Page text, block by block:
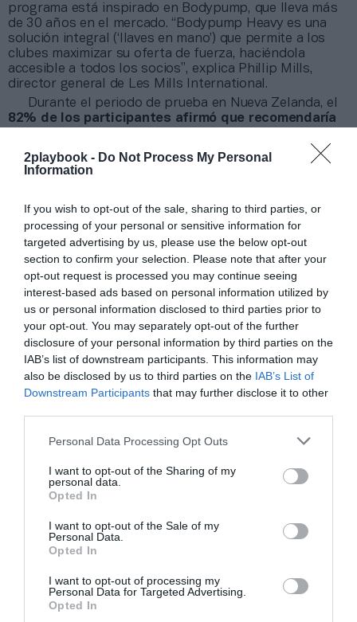
2playbook - Do Not Process My Personal
Information
If you wish to opt-out of the sale, sharing to third parties, or
processing of your personal or sensitive information for
targeted advertising by us, please use the below opt-out
section to confirm your selection. Please note that after your
opt-out request is processed you may continue seeing
interest-based ads based on personal information utilized by
us or personal information disclosed to third parties prior to
your opt-out. You may separately opt-out of the further
disclosure of your personal information by third parties on the
IAB’s list of downstream participants. This information may
also be disclosed by us to third parties on the IAB’s List of
Downstream Participants that may further disclose it to other
Personal Data Processing Opt Outs
I want to opt-out of the Sharing of my
personal data.
Opted In
I want to opt-out of the Sale of my
Personal Data.
Opted In
I want to opt-out of processing my
Personal Data for Targeted Advertising.
Opted In
Índex 2P
programa está inspirado en Bodypump, que lleva más
de 30 años en el mercado. “Bodypump Heavy es una
solución integral (‘llaves en mano’) que permite a los
clubes maximizar su oferta de fuerza, haciéndola
accesible a todos los socios”, explica Phillip Mills,
director general de Les Mills International.
Durante el periodo de prueba en Nueva Zelanda, el
82% de los participantes afirmó que recomendaría
continuara realizándolo y el 79% expresó un nivel de
satisfacción “total” o “muy alto”.
Les ofrece un espacio para aprender técnicas básicas
sin necesidad de entrenador personal ni enfrentarse
solos a la intimidación de la sala de pesas”, añade
Geena Pannett, responsable nacional de fitness grupal
de Les Mills Nueva Zelanda.
Añadir2Playbookcomo fuente preferida de Google
de forma gratuita
Mantente informado con las últimas noticias de actualidad.
ACTIVAR AHORA
Compartir
Imprimir
Publicidad